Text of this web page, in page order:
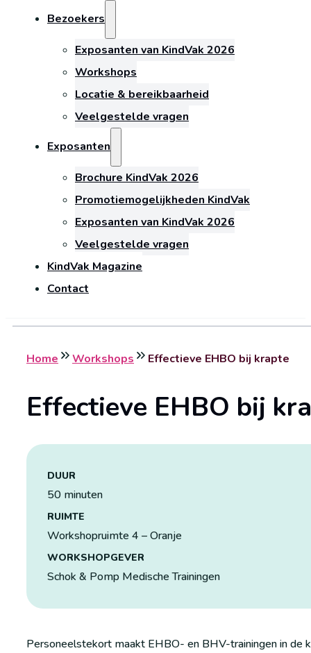
Bezoekers
Exposanten van KindVak 2026
Workshops
Locatie & bereikbaarheid
Veelgestelde vragen
Exposanten
Brochure KindVak 2026
Promotiemogelijkheden KindVak
Exposanten van KindVak 2026
Veelgestelde vragen
KindVak Magazine
Contact
Home Workshops Effectieve EHBO bij krapte
Effectieve EHBO bij
DUUR
50 minuten
RUIMTE
Workshopruimte 4 – Oranje
WORKSHOPGEVER
Schok & Pomp Medische Trainingen
Personeelstekort maakt EHBO- en BHV-trainingen in de